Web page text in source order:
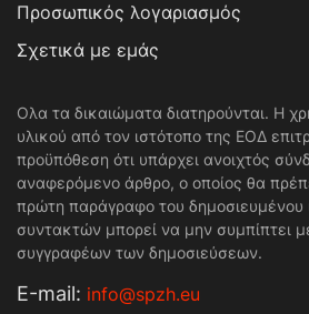
Προσωπικός λογαριασμός
Σχετικά με εμάς
Ολα τα δικαιώματα διατηρούνται. Η
υλικού από τον ιστότοπο της ΕΟΔ
προϋπόθεση ότι υπάρχει ανοιχτός
αναφερόμενο άρθρο, ο οποίος θα
πρώτη παράγραφο του
συντακτών μπορεί να μην συμπίπτει
συγγραφέων των δημοσιεύσεων.
Е-mail: info@spzh.eu